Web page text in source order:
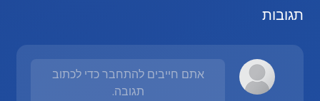
תגובות
אתם חייבים להתחבר כדי לכתוב
תגובה.